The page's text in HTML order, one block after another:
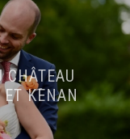
CHÂTEAU
ET KENAN